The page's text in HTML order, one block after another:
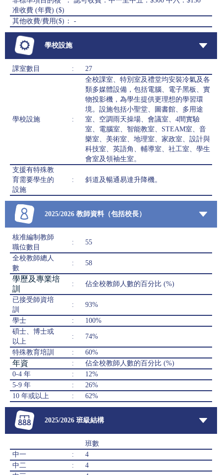
准收費 (年費) ($)
其他收費/費用($) ： -
學校設施
課室數目 : 27
學校設施 :
全校課室、特別室及禮堂均安裝冷氣及各
類多媒體設備，包括電腦、電子黑板、實
物投影機，為學生提供更理想的學習環
境。設施包括小聖堂、圖書館、多用途
室、空調雨天操場、會議室、4間實驗
室、電腦室、智能教室、STEAM室、音
樂室、美術室、地理室、家政室、設計與
科技室、英語角、輔導室、社工室、學生
會室及領袖生室。
支援有特殊教
育需要學生的
設施
: 斜道及暢通易達升降機。
2025/2026 教師資料（包括校長）
核准編制教師
職位數目
: 55
全校教師總人
數
: 58
學歷及專業培
訓
: 佔全校教師人數的百分比 (%)
已接受師資培
訓
: 93%
學士 :
100%
碩士、博士或
以上
: 74%
特殊教育培訓 : 60%
年資 :
佔全校教師人數的百分比 (%)
0-4 年
:
12%
5-9 年
:
26%
10 年或以上
: 62%
2025/2026 班級結構
班數
中一
:
4
中二
:
4